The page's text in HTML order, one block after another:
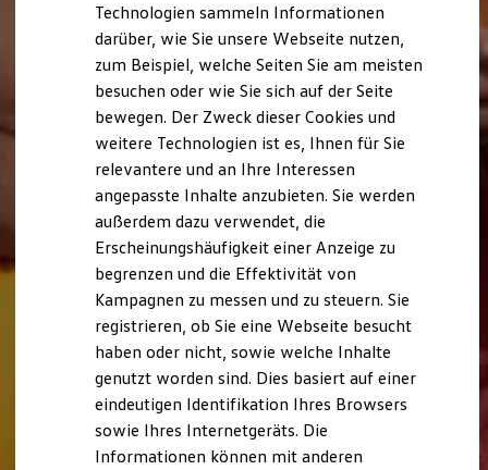
Nachhaltigkeit
Technologie
Kosten und Kauf
Verbrauchskosten
Kaufoptionen
E-Auto-Förderung
Software und Konnektivität
Die ID. Software 6
ID. Software Versionen und Updates
Digitale Extras
Schnittstellen zu Ihrem ID.
Marke und Erlebnis
Volkswagen R und R Experience
R-Modelle
R Experience
Driving Experience
Volkswagen entdecken
Werkbesichtigung
Lifestyle Shop
T-Roc Kollektion
Golf Kollektion
Technologien sammeln Informationen
darüber, wie Sie unsere Webseite nutzen,
zum Beispiel, welche Seiten Sie am meisten
besuchen oder wie Sie sich auf der Seite
bewegen. Der Zweck dieser Cookies und
weitere Technologien ist es, Ihnen für Sie
relevantere und an Ihre Interessen
angepasste Inhalte anzubieten. Sie werden
außerdem dazu verwendet, die
Erscheinungshäufigkeit einer Anzeige zu
begrenzen und die Effektivität von
Kampagnen zu messen und zu steuern. Sie
registrieren, ob Sie eine Webseite besucht
haben oder nicht, sowie welche Inhalte
genutzt worden sind. Dies basiert auf einer
eindeutigen Identifikation Ihres Browsers
sowie Ihres Internetgeräts. Die
Informationen können mit anderen